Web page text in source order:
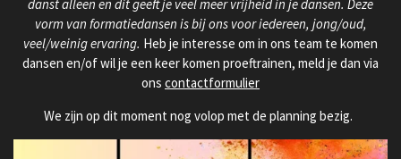
danst alleen en dit geeft je veel meer vrijheid in je dansen. Deze
vorm van formatiedansen is bij ons voor iedereen, jong/oud,
veel/weinig ervaring. Heb je interesse om in ons team te komen
dansen en/of wil je een keer komen proeftrainen, meld je dan via
ons contactformulier
We zijn op dit moment nog volop met de planning bezig.